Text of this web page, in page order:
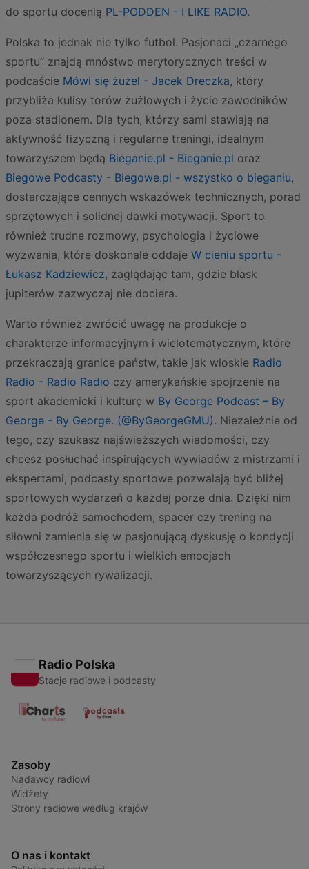
do sportu docenią PL-PODDEN - I LIKE RADIO.
Polska to jednak nie tylko futbol. Pasjonaci „czarnego
sportu” znajdą mnóstwo merytorycznych treści w
podcaście Mówi się żużel - Jacek Dreczka, który
przybliża kulisy torów żużlowych i życie zawodników
poza stadionem. Dla tych, którzy sami stawiają na
aktywność fizyczną i regularne treningi, idealnym
towarzyszem będą Bieganie.pl - Bieganie.pl oraz
Biegowe Podcasty - Biegowe.pl - wszystko o bieganiu,
dostarczające cennych wskazówek technicznych, porad
sprzętowych i solidnej dawki motywacji. Sport to
również trudne rozmowy, psychologia i życiowe
wyzwania, które doskonale oddaje W cieniu sportu -
Łukasz Kadziewicz, zaglądając tam, gdzie blask
jupiterów zazwyczaj nie dociera.
Warto również zwrócić uwagę na produkcje o
charakterze informacyjnym i wielotematycznym, które
przekraczają granice państw, takie jak włoskie Radio
Radio - Radio Radio czy amerykańskie spojrzenie na
sport akademicki i kulturę w By George Podcast – By
George - By George. (@ByGeorgeGMU). Niezależnie od
tego, czy szukasz najświeższych wiadomości, czy
chcesz posłuchać inspirujących wywiadów z mistrzami i
ekspertami, podcasty sportowe pozwalają być bliżej
sportowych wydarzeń o każdej porze dnia. Dzięki nim
każda podróż samochodem, spacer czy trening na
siłowni zamienia się w pasjonującą dyskusję o kondycji
współczesnego sportu i wielkich emocjach
towarzyszących rywalizacji.
Radio Polska
Stacje radiowe i podcasty
Zasoby
Nadawcy radiowi
Widżety
Strony radiowe według krajów
O nas i kontakt